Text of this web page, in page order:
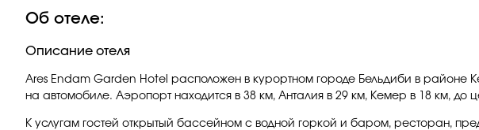
Об отеле:
Описание отеля
Ares Endam Garden Hotel расположен в курортном городе Бельдиби в
на автомобиле. Аэропорт находится в 38 км, Анталия в 29 км, Кемер в 18 км, до
К услугам гостей открытый бассейном с водной горкой и баром, ресторан,